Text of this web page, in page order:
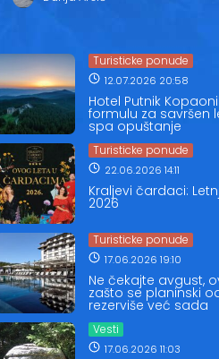
Turisticke ponude
12.07.2026 20:58
Hotel Putnik
formulu za savršen
spa opuštanje
Turisticke ponude
22.06.2026 14:11
Kraljevi čardaci:
2026
Turisticke ponude
17.06.2026 19:10
Ne čekajte avgust,
zašto se planinski
rezerviše već sada
Vesti
17.06.2026 11:03